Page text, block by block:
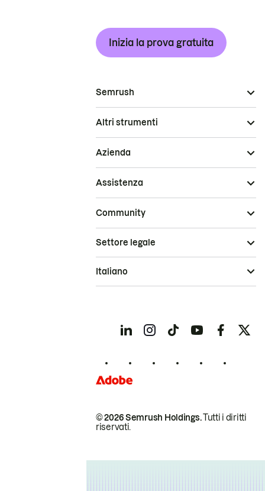
Inizia la prova gratuita
Semrush
Altri strumenti
Azienda
Assistenza
Community
© 2026 Semrush Holdings.Tutti i diritti
riservati.
Settore legale
Italiano